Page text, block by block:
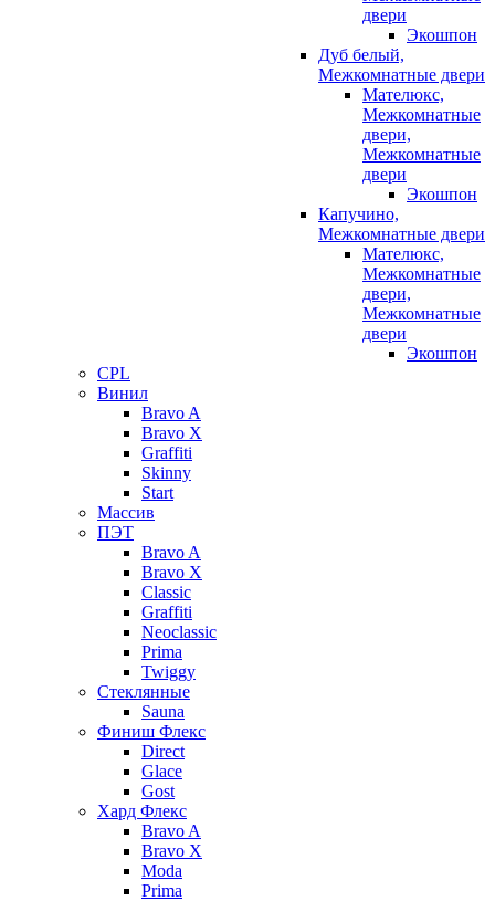
двери
Экошпон
Дуб белый,
Межкомнатные двери
Мателюкс,
Межкомнатные
двери,
Межкомнатные
двери
Экошпон
Капучино,
Межкомнатные двери
Мателюкс,
Межкомнатные
двери,
Межкомнатные
двери
Экошпон
CPL
Винил
Bravo A
Bravo X
Graffiti
Skinny
Start
Массив
ПЭТ
Bravo A
Bravo X
Classic
Graffiti
Neoclassic
Prima
Twiggy
Стеклянные
Sauna
Финиш Флекс
Direct
Glace
Gost
Хард Флекс
Bravo A
Bravo X
Moda
Prima